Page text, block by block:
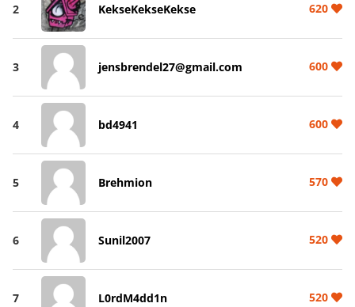
2 KekseKekseKekse 620
3 jensbrendel27@gmail.com 600
4 bd4941 600
5 Brehmion 570
6 Sunil2007 520
7 L0rdM4dd1n 520